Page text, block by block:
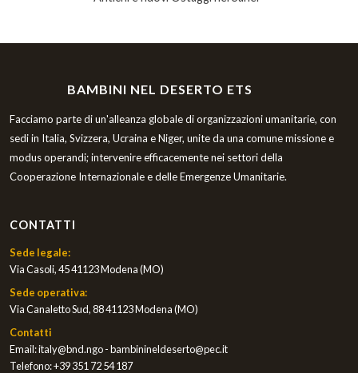
BAMBINI NEL DESERTO ETS
Facciamo parte di un'alleanza globale di organizzazioni umanitarie, con
sedi in Italia, Svizzera, Ucraina e Niger, unite da una comune missione e
modus operandi; intervenire efficacemente nei settori della
Cooperazione Internazionale e delle Emergenze Umanitarie.
CONTATTI
Sede legale:
Via Casoli, 45 41123 Modena (MO)
Sede operativa:
Via Canaletto Sud, 88 41123 Modena (MO)
Contatti
Email:italy@bnd.ngo - bambinineldeserto@pec.it
Telefono:+39 351 72 54 187